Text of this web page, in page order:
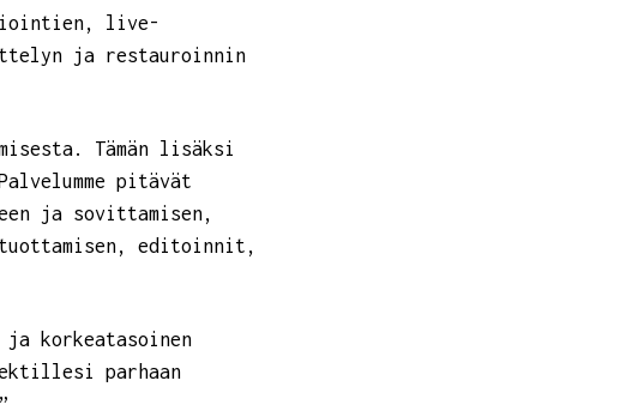
live-
ja restauroinnin
Tämän lisäksi
pitävät
ja sovittamisen,
editoinnit,
ja korkeatasoinen
parhaan